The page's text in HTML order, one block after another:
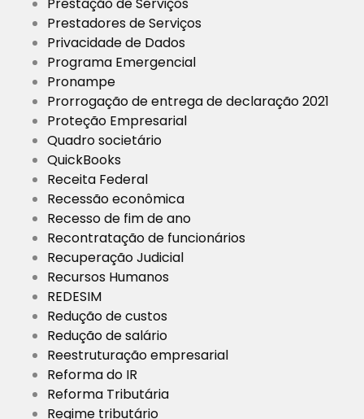
Prestação de Serviços
Prestadores de Serviços
Privacidade de Dados
Programa Emergencial
Pronampe
Prorrogação de entrega de declaração 2021
Proteção Empresarial
Quadro societário
QuickBooks
Receita Federal
Recessão econômica
Recesso de fim de ano
Recontratação de funcionários
Recuperação Judicial
Recursos Humanos
REDESIM
Redução de custos
Redução de salário
Reestruturação empresarial
Reforma do IR
Reforma Tributária
Regime tributário